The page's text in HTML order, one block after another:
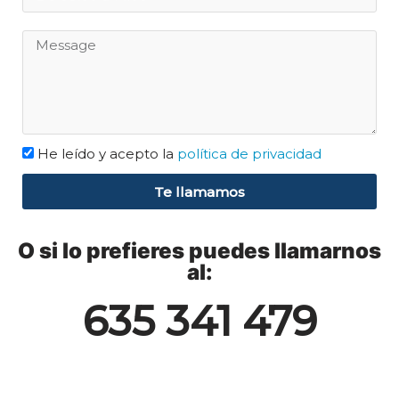
He leído y acepto la política de privacidad
Te llamamos
O si lo prefieres puedes llamarnos
al:
635 341 479